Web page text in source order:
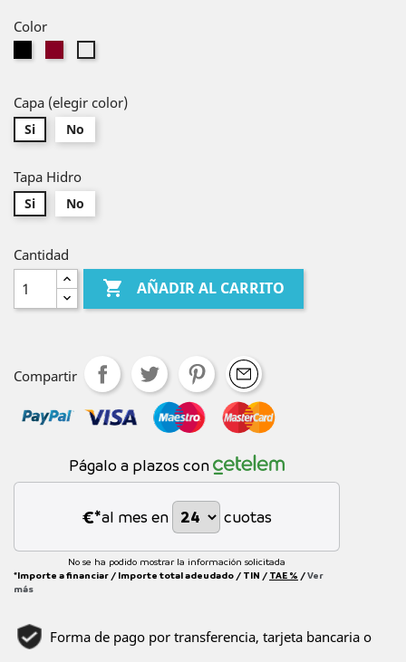
Color
Capa (elegir color)
Si No
Tapa Hidro
Si No
Cantidad
 AÑADIR AL CARRITO
Compartir
Págalo a plazos con
€*al mes en cuotas
No se ha podido mostrar la información solicitada
*Importe a financiar / Importe total adeudado / TIN / TAE % /Ver
más
Forma de pago por transferencia, tarjeta bancaria o